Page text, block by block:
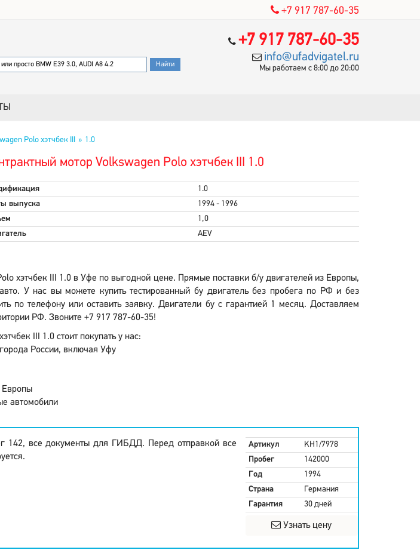
+7 917 787-60-35
+7 917 787-60-35
info@ufadvigatel.ru
Мы работаем с 8:00 до 20:00
Polo хэтчбек III 1.0
мотор Volkswagen Polo хэтчбек III 1.0
1.0
выпуска
1994 - 1996
1,0
AEV
хэтчбек III 1.0 в Уфе по выгодной цене. Прямые поставки б/у двигателей из Европы,
У нас вы можете купить тестированный бу двигатель без пробега по РФ и без
по телефону или оставить заявку. Двигатели бу с гарантией 1 месяц. Доставляем
РФ. Звоните +7 917 787-60-35!
III 1.0 стоит покупать у нас:
России, включая Уфу
Европы
автомобили
142, все документы для ГИБДД. Перед отправкой все
Артикул
KH1/7978
Пробег
142000
Год
1994
Страна
Германия
Гарантия
30 дней
Узнать цену